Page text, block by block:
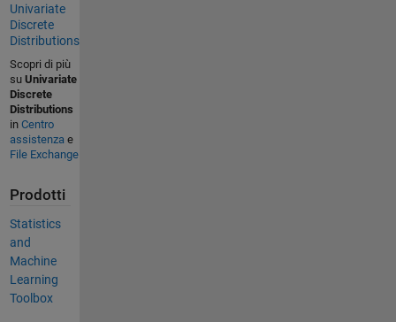
Univariate
Discrete
Distributions
Scopri di più
su Univariate
Discrete
Distributions
in Centro
assistenza e
File Exchange
Prodotti
Statistics
and
Machine
Learning
Toolbox